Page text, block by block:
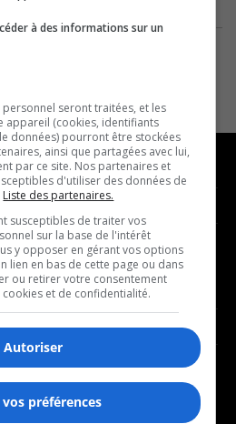
MUSIQUE
- Décompte franco
- Joué récemment
BALADOS
- Art de vivre
à des informations sur un
seront traitées, et les
appareil (cookies, identifiants
données) pourront être stockées
ainsi que partagées avec lui,
par ce site. Nos partenaires et
d'utiliser des données de
Liste des partenaires.
susceptibles de traiter vos
sur la base de l'intérêt
y opposer en gérant vos options
lien en bas de cette page ou dans
ou retirer votre consentement
et de confidentialité.
Autoriser
vos préférences